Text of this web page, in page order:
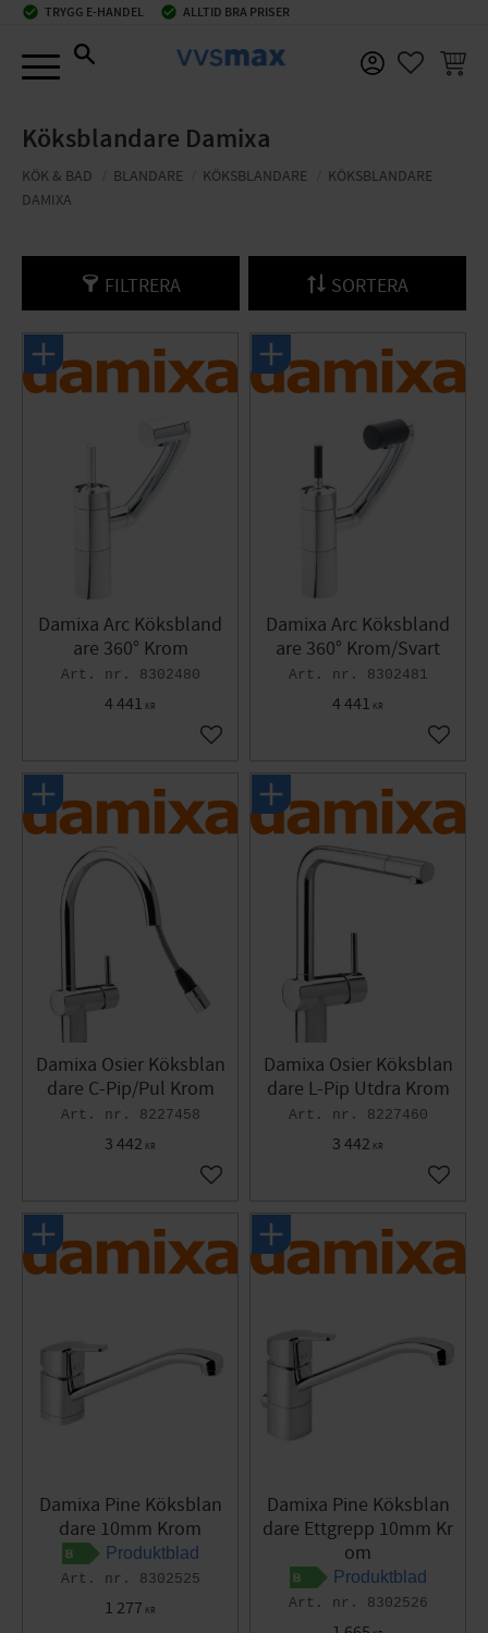
check_circle TRYGG E-HANDEL check_circle ALLTID BRA PRISER
Köksblandare Damixa
KÖK & BAD BLANDARE KÖKSBLANDARE
KÖKSBLANDARE
DAMIXA
FILTRERA SORTERA
Damixa Arc Köksbland
are 360° Krom
8302480
4 441 KR
Lägg till i favoriter
Damixa Arc Köksbland
are 360° Krom/Svart
8302481
4 441 KR
Lägg
Damixa Osier Köksblan
dare C-Pip/Pul Krom
8227458
3 442 KR
Lägg till i favoriter
Damixa Osier Köksblan
dare L-Pip Utdra Krom
8227460
3 442 KR
Lägg
Damixa Pine Köksblan
dare 10mm Krom
Produktblad
8302525
1 277 KR
Damixa Pine Köksblan
dare Ettgrepp 10mm Kr
om
Produktblad
8302526